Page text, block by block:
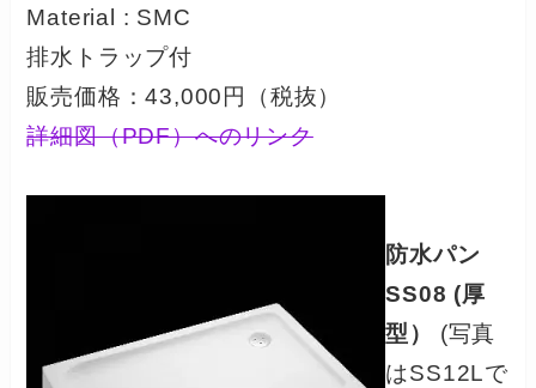
Material : SMC
排水トラップ付
販売価格：43,000円（税抜）
詳細図（PDF）へのリンク
防水パン
SS08 (厚
型）
(写真
はSS12Lで